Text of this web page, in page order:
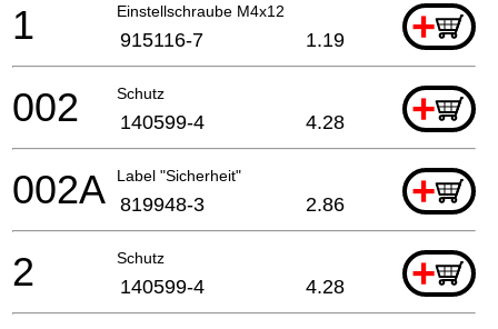
Einstellschraube M4x12 +
1 915116-7 1.19
Schutz +
002 140599-4 4.28
Label "Sicherheit" +
002A 819948-3 2.86
Schutz +
2 140599-4 4.28